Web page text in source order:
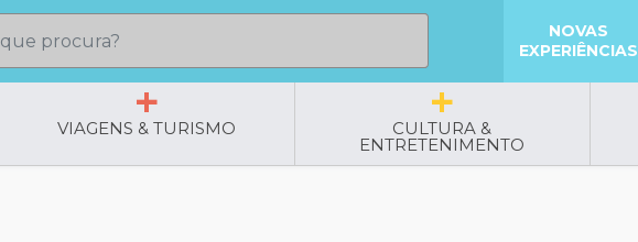
NOVAS
EXPERIÊNCIAS
VIAGENS & TURISMO CULTURA &
ENTRETENIMENTO